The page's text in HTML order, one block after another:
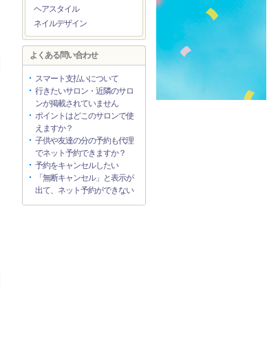
ヘアスタイル
ネイルデザイン
よくある問い合わせ
スマート支払いについて
行きたいサロン・近隣のサロ
ンが掲載されていません
ポイントはどこのサロンで使
えますか？
子供や友達の分の予約も代理
でネット予約できますか？
予約をキャンセルしたい
「無断キャンセル」と表示が
出て、ネット予約ができない